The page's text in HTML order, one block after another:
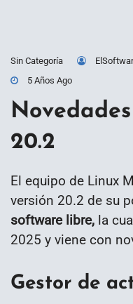
Sin Categoría
5 Años Ago
20.2
El equipo de Linux
versión 20.2 de su
software libre, la
2025 y viene con
Gestor de